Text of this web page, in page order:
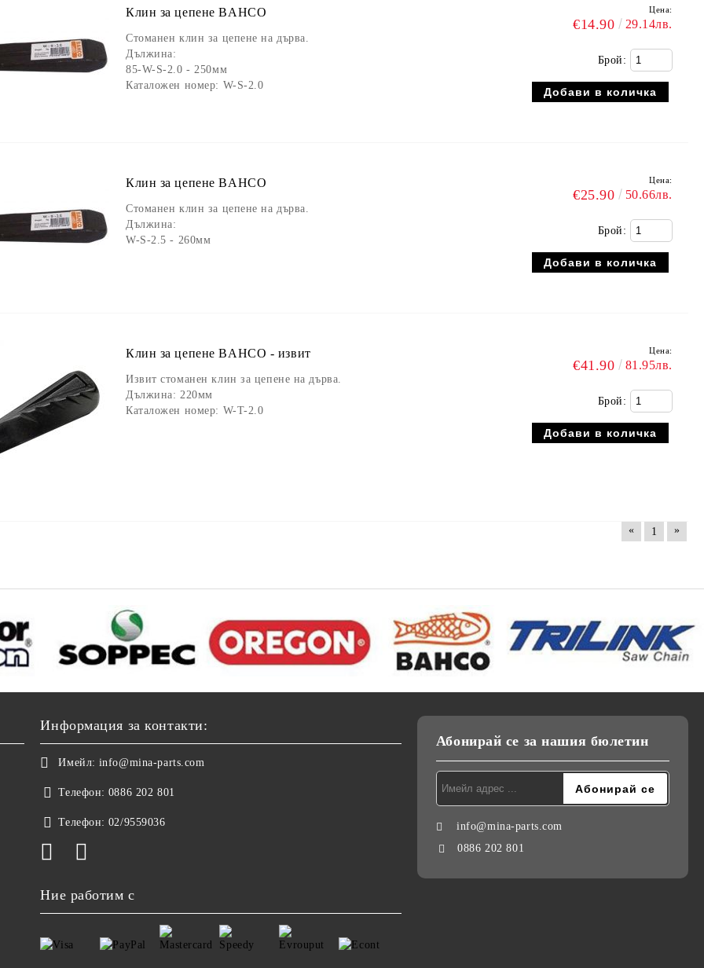
Клин за цепене BAHCO
Стоманен клин за цепене на дърва.
Дължина:
85-W-S-2.0 - 250мм
Каталожен номер: W-S-2.0
Цена:
€14.90 29.14лв.
Брой:
Клин за цепене BAHCO
Стоманен клин за цепене на дърва.
Дължина:
W-S-2.5 - 260мм
Цена:
€25.90 50.66лв.
Брой:
Клин за цепене BAHCO - извит
Извит стоманен клин за цепене на дърва.
Дължина: 220мм
Каталожен номер: W-T-2.0
Цена:
€41.90 81.95лв.
Брой:
« 1 »
Информация за контакти:
Имейл: info@mina-parts.com
Телефон: 0886 202 801
Телефон: 02/9559036
Ние работим с
Абонирай се за нашия бюлетин
info@mina-parts.com
0886 202 801